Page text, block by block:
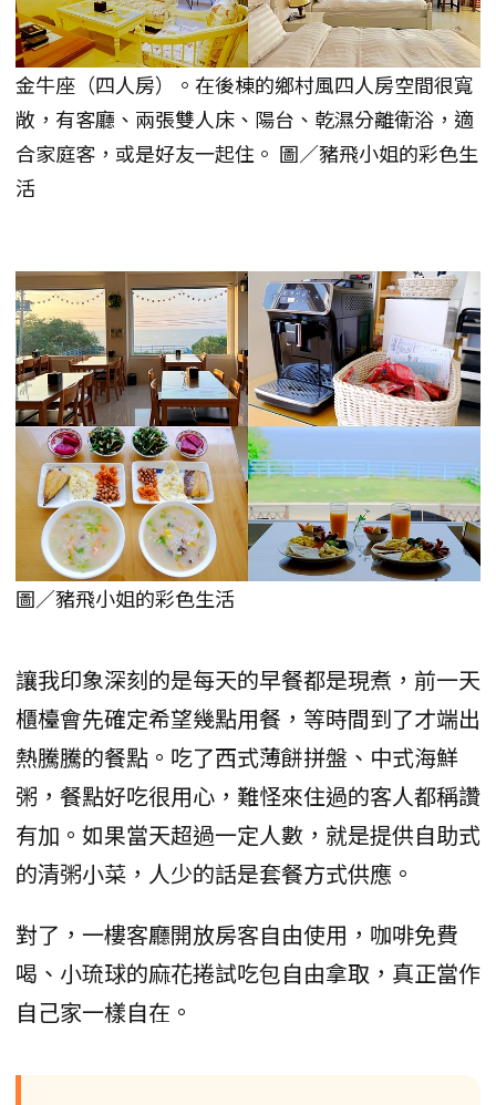
金牛座（四人房）。在後棟的鄉村風四人房空間很寬
敞，有客廳、兩張雙人床、陽台、乾濕分離衛浴，適
合家庭客，或是好友一起住。 圖／豬飛小姐的彩色生
活
圖／豬飛小姐的彩色生活
讓我印象深刻的是每天的早餐都是現煮，前一天
櫃檯會先確定希望幾點用餐，等時間到了才端出
熱騰騰的餐點。吃了西式薄餅拼盤、中式海鮮
粥，餐點好吃很用心，難怪來住過的客人都稱讚
有加。如果當天超過一定人數，就是提供自助式
的清粥小菜，人少的話是套餐方式供應。
對了，一樓客廳開放房客自由使用，咖啡免費
喝、小琉球的麻花捲試吃包自由拿取，真正當作
自己家一樣自在。